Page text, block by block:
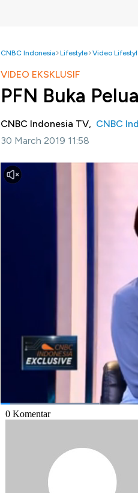
CNBC Indonesia Lifestyle Video
VIDEO EKSKLUSIF
PFN Buka
CNBC Indonesia TV, CNBC
30 March 2019 11:58
Jakarta, CNBC Indonesia -
akhirnya kembali memproduksi
tengah ketatnya persaingan
mengembangkan industri film
Berikut ini, dialog eksklusif
Hatiku, Lala Karmela dan
CNBC Indonesia (Selasa, 26/
#perum pfn #kuambil lagi